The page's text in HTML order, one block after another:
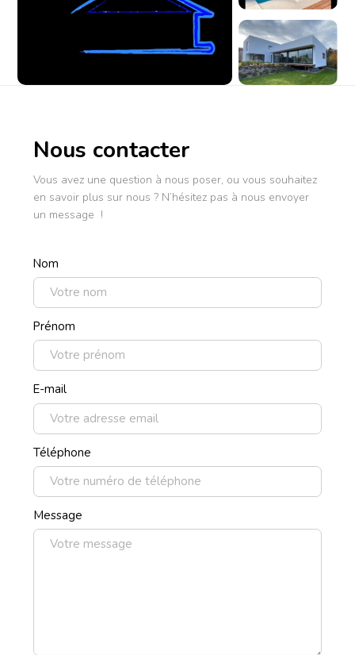
Nous contacter
Vous avez une question à nous poser, ou vous souhaitez
en savoir plus sur nous ? N’hésitez pas à nous envoyer
un message !
Nom
Prénom
E-mail
Téléphone
Message